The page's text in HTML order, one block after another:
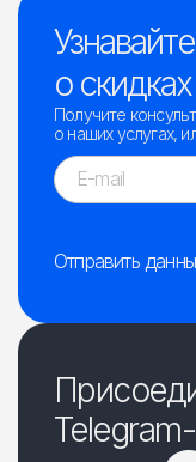
Узнавайте
о
Получите
о наших услугах,
Отправить